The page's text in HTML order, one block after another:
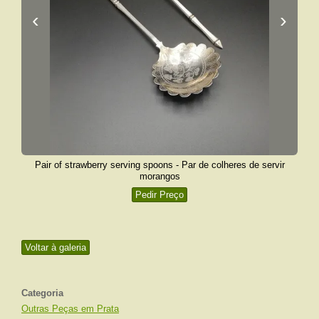
Voltar à galeria
Categoria
Outras Peças em Prata
‹ ›
Pair of strawberry serving spoons - Par de colheres de servir
morangos
Pedir Preço